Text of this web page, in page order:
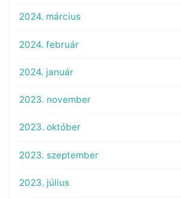
2024. március
2024. február
2024. január
2023. november
2023. október
2023. szeptember
2023. július